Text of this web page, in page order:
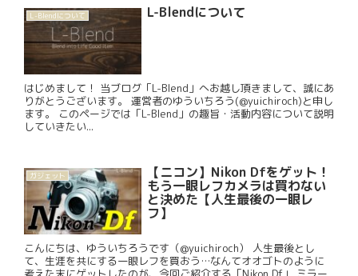
L-Blendについて L-Blendについて
はじめまして！ 当ブログ「L-Blend」へお越し頂きまして、誠にあ
りがとうございます。 運営者のゆういちろう(@yuichiroch)と申し
ます。 このページでは「L-Blend」の趣旨・活動内容について説明
していきたい...
ガジェット 【ニコン】Nikon Dfをゲット！
もう一眼レフカメラは買わない
と決めた【人生最後の一眼レ
フ】
こんにちは、ゆういちろうです（@yuichiroch） 人生最後とし
て、生涯を共にする一眼レフを買おう…なんてオオゴトのように